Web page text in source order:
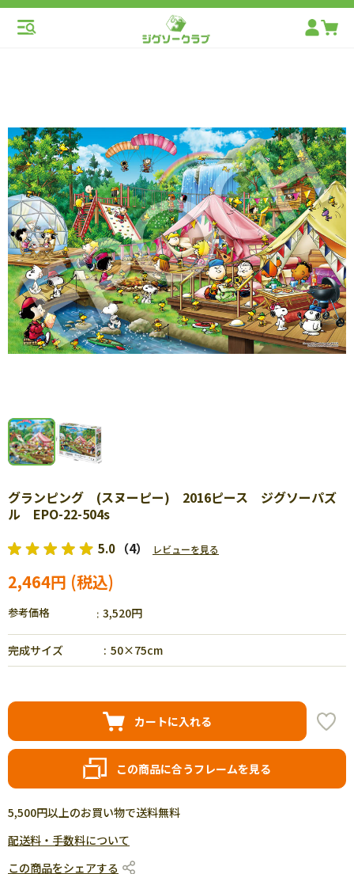
グランピング (スヌーピー) 2016ピース ジグソーパズ
ル EPO-22-504s
5.0 （4） レビューを見る
2,464円
参考価格 3,520円
完成サイズ 50×75cm
カートに入れる
この商品に合うフレームを見る
5,500円以上のお買い物で送料無料
配送料・手数料について
この商品をシェアする